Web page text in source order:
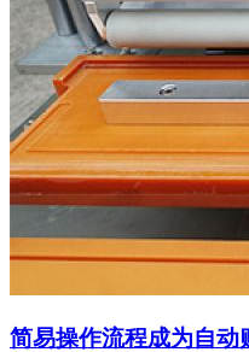
简易操作流程成为自动